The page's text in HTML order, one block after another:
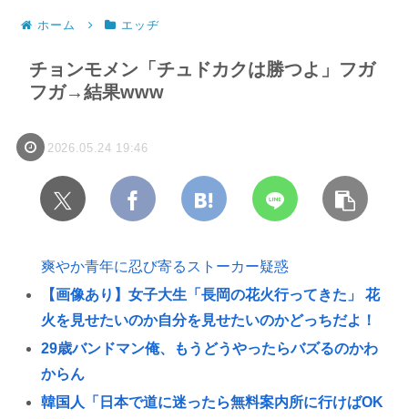
ホーム エッヂ
チョンモメン「チュドカクは勝つよ」フガ
フガ→結果www
2026.05.24 19:46
爽やか青年に忍び寄るストーカー疑惑
【画像あり】女子大生「長岡の花火行ってきた」 花
火を見せたいのか自分を見せたいのかどっちだよ！
29歳バンドマン俺、もうどうやったらバズるのかわ
からん
韓国人「日本で道に迷ったら無料案内所に行けばOK